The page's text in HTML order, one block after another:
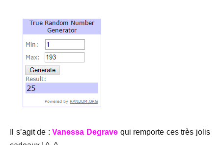
Il s’agit de :Vanessa Degrave qui remporte ces très jolis